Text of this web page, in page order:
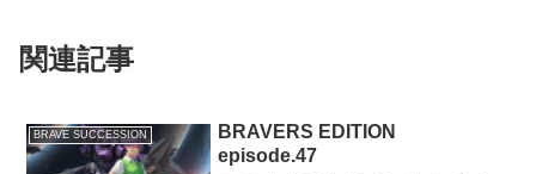
関連記事
BRAVE SUCCESSION
BRAVERS EDITION
episode.47